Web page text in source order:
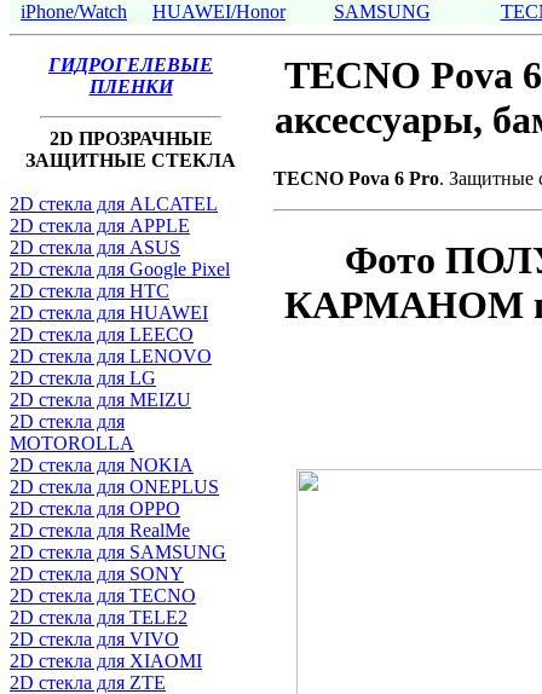
iPhone/Watch HUAWEI/Honor SAMSUNG
ГИДРОГЕЛЕВЫЕ
ПЛЕНКИ
2D ПРОЗРАЧНЫЕ
ЗАЩИТНЫЕ СТЕКЛА
2D стекла для ALCATEL
2D стекла для APPLE
2D стекла для ASUS
2D стекла для Google Pixel
2D стекла для HTC
2D стекла для HUAWEI
2D стекла для LEECO
2D стекла для LENOVO
2D стекла для LG
2D стекла для MEIZU
2D стекла для
MOTOROLLA
2D стекла для NOKIA
2D стекла для ONEPLUS
2D стекла для OPPO
2D стекла для RealMe
2D стекла для SAMSUNG
2D стекла для SONY
2D стекла для TECNO
2D стекла для TELE2
2D стекла для VIVO
2D стекла для XIAOMI
2D стекла для ZTE
TECNO Pova
аксессуары,
TECNO Pova 6 Pro. Защитные
Фото
КАРМАНОМ